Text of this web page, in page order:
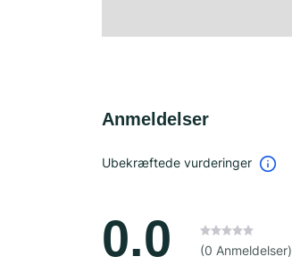
Anmeldelser
Ubekræftede vurderinger
0.0 (0 Anmeldelser)